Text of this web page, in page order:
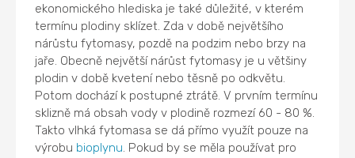
ekonomického hlediska je také důležité, v kterém
termínu plodiny sklízet. Zda v době největšího
nárůstu fytomasy, pozdě na podzim nebo brzy na
jaře. Obecně největší nárůst fytomasy je u většiny
plodin v době kvetení nebo těsně po odkvětu.
Potom dochází k postupné ztrátě. V prvním termínu
sklizně má obsah vody v plodině rozmezí 60 - 80 %.
Takto vlhká fytomasa se dá přímo využít pouze na
výrobu bioplynu. Pokud by se měla používat pro